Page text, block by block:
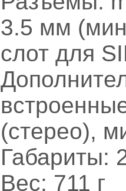
3.5 мм
слот для
(стерео),
Габариты:
Вес: 711 г